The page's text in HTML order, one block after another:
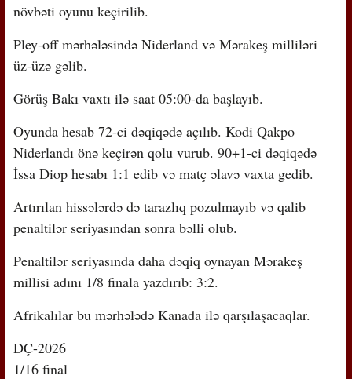
növbəti oyunu keçirilib.
Pley-off mərhələsində Niderland və Mərakeş milliləri
üz-üzə gəlib.
Görüş Bakı vaxtı ilə saat 05:00-da başlayıb.
Oyunda hesab 72-ci dəqiqədə açılıb. Kodi Qakpo
Niderlandı önə keçirən qolu vurub. 90+1-ci dəqiqədə
İssa Diop hesabı 1:1 edib və matç əlavə vaxta gedib.
Artırılan hissələrdə də tarazlıq pozulmayıb və qalib
penaltilər seriyasından sonra bəlli olub.
Penaltilər seriyasında daha dəqiq oynayan Mərakeş
millisi adını 1/8 finala yazdırıb: 3:2.
Afrikalılar bu mərhələdə Kanada ilə qarşılaşacaqlar.
DÇ-2026
1/16 final